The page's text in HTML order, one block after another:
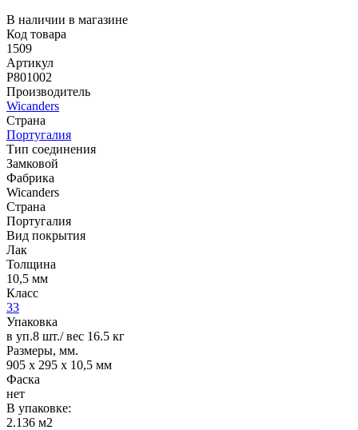
В наличии в магазине
Код товара
1509
Артикул
P801002
Производитель
Wicanders
Страна
Португалия
Тип соединения
Замковой
Фабрика
Wicanders
Страна
Португалия
Вид покрытия
Лак
Толщина
10,5 мм
Класс
33
Упаковка
в уп.8 шт./ вес 16.5 кг
Размеры, мм.
905 х 295 х 10,5 мм
Фаска
нет
В упаковке:
2.136 м2